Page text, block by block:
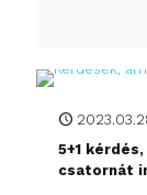
5+1
csatornát